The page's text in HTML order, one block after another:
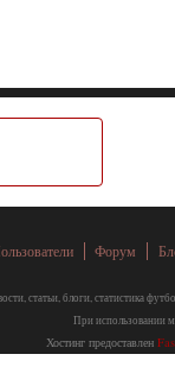
Форум
статьи, блоги, статистика
При использовании
Хостинг предоставлен